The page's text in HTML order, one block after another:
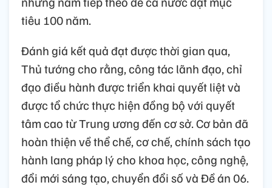
tiêu 100 năm.
Đánh giá kết quả đạt được thời gian qua,
Thủ tướng cho rằng, công tác lãnh đạo, chỉ
đạo điều hành được triển khai quyết liệt và
được tổ chức thực hiện đồng bộ với quyết
tâm cao từ Trung ương đến cơ sở. Cơ bản đã
hoàn thiện về thể chế, cơ chế, chính sách tạo
hành lang pháp lý cho khoa học, công nghệ,
đổi mới sáng tạo, chuyển đổi số và Đề án 06.